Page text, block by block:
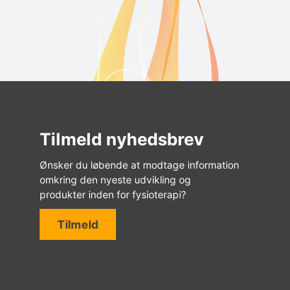
Tilmeld nyhedsbrev
Ønsker du løbende at modtage information
omkring den nyeste udvikling og
produkter inden for fysioterapi?
Tilmeld